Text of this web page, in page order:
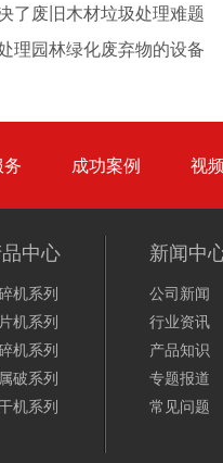
机 模板
碎机 塑料
碎机 自行车
了废旧木材垃圾处理难题
理园林绿化废弃物的设备
成功案例 视
中心
机系列
机系列
机系列
破系列
机系列
新闻中
公司新闻
行业资讯
产品知识
专题报道
常见问题